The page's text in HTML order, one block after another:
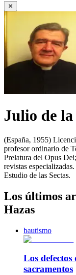
✕
Julio de la
(España, 1955)
profesor ordinario de
Prelatura del Opus
revistas
Estudio de las Sectas.
Los últimos
Hazas
bautismo
Los
sacramentos